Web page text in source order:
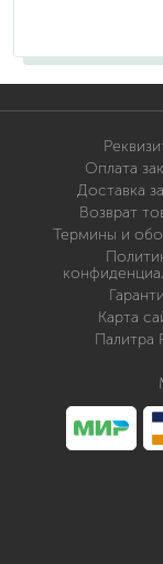
Оплата
Доставка
Возврат
Термины и
Карта
Палитра